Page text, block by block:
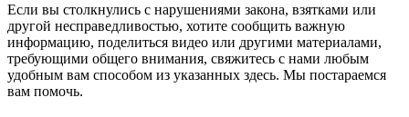
Если вы столкнулись с нарушениями закона, взятками или
другой несправедливостью, хотите сообщить важную
информацию, поделиться видео или другими материалами,
требующими общего внимания, свяжитесь с нами любым
удобным вам способом из указанных здесь. Мы постараемся
вам помочь.